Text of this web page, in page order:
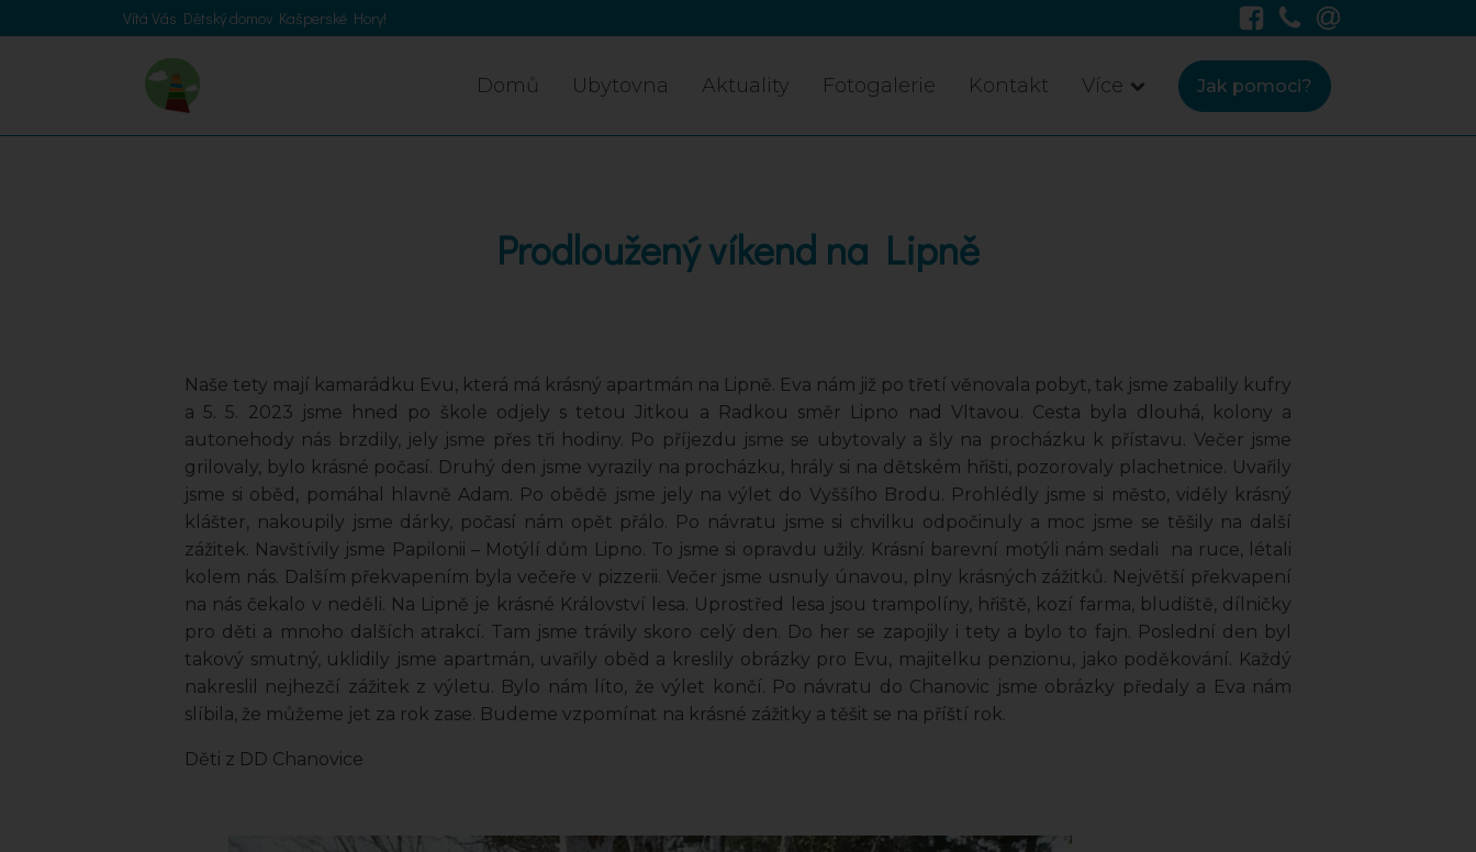
Vítá Vás Dětský domov Kašperské Hory!
Domů Ubytovna Aktuality Fotogalerie Kontakt Více Jak pomoci?
Prodloužený víkend na Lipně
Naše tety mají kamarádku Evu, která má krásný apartmán na Lipně. Eva nám již po třetí věnovala pobyt, tak jsme zabalily kufry
a 5. 5. 2023 jsme hned po škole odjely s tetou Jitkou a Radkou směr Lipno nad Vltavou. Cesta byla dlouhá, kolony a
autonehody nás brzdily, jely jsme přes tři hodiny. Po příjezdu jsme se ubytovaly a šly na procházku k přístavu. Večer jsme
grilovaly, bylo krásné počasí. Druhý den jsme vyrazily na procházku, hrály si na dětském hřišti, pozorovaly plachetnice. Uvařily
jsme si oběd, pomáhal hlavně Adam. Po obědě jsme jely na výlet do Vyššího Brodu. Prohlédly jsme si město, viděly krásný
klášter, nakoupily jsme dárky, počasí nám opět přálo. Po návratu jsme si chvilku odpočinuly a moc jsme se těšily na další
zážitek. Navštívily jsme Papilonii – Motýlí dům Lipno. To jsme si opravdu užily. Krásní barevní motýli nám sedali na ruce, létali
kolem nás. Dalším překvapením byla večeře v pizzerii. Večer jsme usnuly únavou, plny krásných zážitků. Největší překvapení
na nás čekalo v neděli. Na Lipně je krásné Království lesa. Uprostřed lesa jsou trampolíny, hřiště, kozí farma, bludiště, dílničky
pro děti a mnoho dalších atrakcí. Tam jsme trávily skoro celý den. Do her se zapojily i tety a bylo to fajn. Poslední den byl
takový smutný, uklidily jsme apartmán, uvařily oběd a kreslily obrázky pro Evu, majitelku penzionu, jako poděkování. Každý
nakreslil nejhezčí zážitek z výletu. Bylo nám líto, že výlet končí. Po návratu do Chanovic jsme obrázky předaly a Eva nám
slíbila, že můžeme jet za rok zase. Budeme vzpomínat na krásné zážitky a těšit se na příští rok.
Děti z DD Chanovice